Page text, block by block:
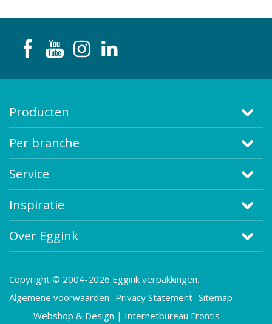
Producten
Per branche
Service
Inspiratie
Over Eggink
Copyright © 2004-2026 Eggink verpakkingen.
Algemene voorwaarden Privacy Statement Sitemap
Webshop & Design | Internetbureau Frontis